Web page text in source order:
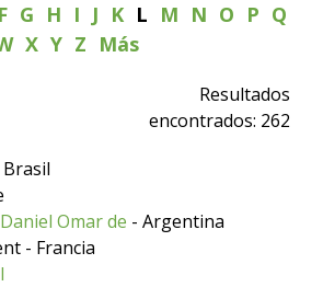
F G H I J K L M N O P Q
X Y Z Más
Resultados
encontrados: 262
Brasil
Omar de - Argentina
- Francia